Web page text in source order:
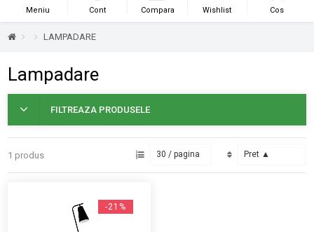
Cos
Wishlist
Compara
Cont
Meniu
LAMPADARE
Lampadare
FILTREAZA PRODUSELE
1 produs
-21%